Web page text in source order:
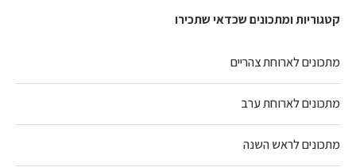
קטגוריות ומתכונים שכדאי שתכירו
מתכונים לארוחת צהריים
מתכונים לארוחת ערב
מתכונים לראש השנה